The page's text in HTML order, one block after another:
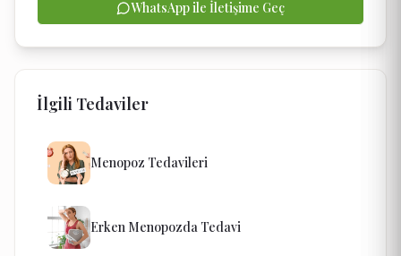
WhatsApp ile İletişime Geç
İlgili Tedaviler
Menopoz Tedavileri
Erken Menopozda Tedavi